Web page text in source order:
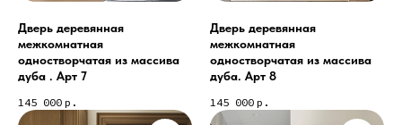
Дверь деревянная
межкомнатная
одностворчатая из массива
дуба . Арт 7
145 000 р.
Дверь деревянная
межкомнатная
одностворчатая из массива
дуба. Арт 8
145 000 р.